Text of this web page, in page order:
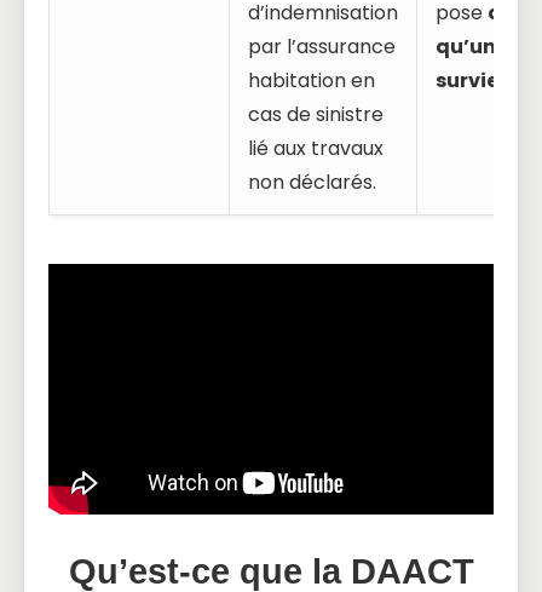
d’indemnisation
par l’assurance
habitation en
cas de sinistre
lié aux travaux
non déclarés.
pose dès
qu’un
survient
Qu’est-ce que la DAACT